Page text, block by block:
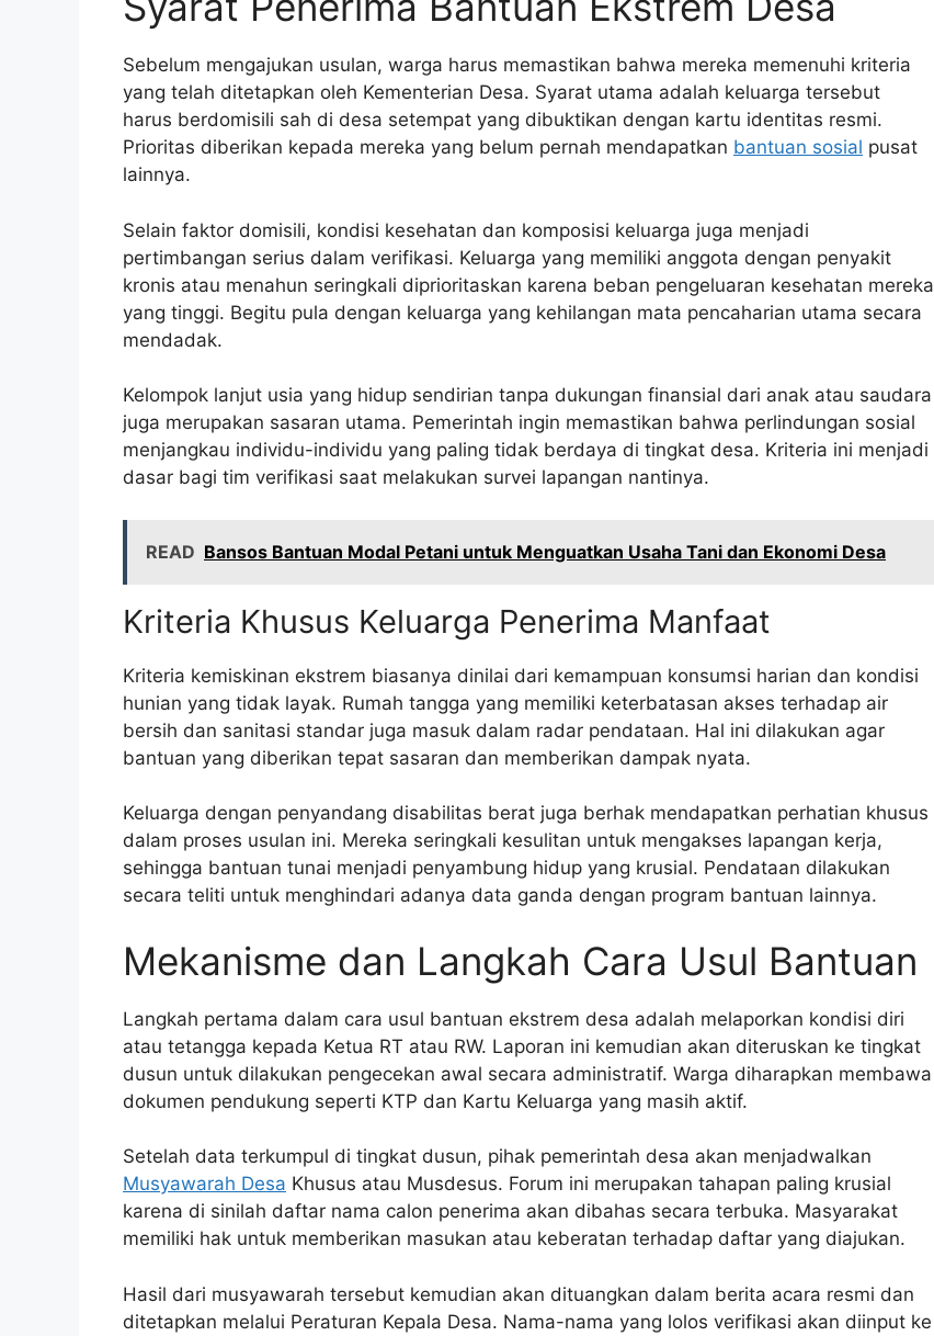
Sebelum mengajukan usulan, warga harus memastikan bahwa mereka memenuhi kriteria
yang telah ditetapkan oleh Kementerian Desa. Syarat utama adalah keluarga tersebut
harus berdomisili sah di desa setempat yang dibuktikan dengan kartu identitas resmi.
Prioritas diberikan kepada mereka yang belum pernah mendapatkan bantuan sosial pusat
lainnya.
Selain faktor domisili, kondisi kesehatan dan komposisi keluarga juga menjadi
pertimbangan serius dalam verifikasi. Keluarga yang memiliki anggota dengan penyakit
kronis atau menahun seringkali diprioritaskan karena beban pengeluaran kesehatan mereka
yang tinggi. Begitu pula dengan keluarga yang kehilangan mata pencaharian utama secara
mendadak.
Kelompok lanjut usia yang hidup sendirian tanpa dukungan finansial dari anak atau saudara
juga merupakan sasaran utama. Pemerintah ingin memastikan bahwa perlindungan sosial
menjangkau individu-individu yang paling tidak berdaya di tingkat desa. Kriteria ini menjadi
dasar bagi tim verifikasi saat melakukan survei lapangan nantinya.
READ Bansos Bantuan Modal Petani untuk Menguatkan Usaha Tani dan Ekonomi Desa
Kriteria Khusus Keluarga Penerima Manfaat
Kriteria kemiskinan ekstrem biasanya dinilai dari kemampuan konsumsi harian dan kondisi
hunian yang tidak layak. Rumah tangga yang memiliki keterbatasan akses terhadap air
bersih dan sanitasi standar juga masuk dalam radar pendataan. Hal ini dilakukan agar
bantuan yang diberikan tepat sasaran dan memberikan dampak nyata.
Keluarga dengan penyandang disabilitas berat juga berhak mendapatkan perhatian khusus
dalam proses usulan ini. Mereka seringkali kesulitan untuk mengakses lapangan kerja,
sehingga bantuan tunai menjadi penyambung hidup yang krusial. Pendataan dilakukan
secara teliti untuk menghindari adanya data ganda dengan program bantuan lainnya.
Mekanisme dan Langkah Cara Usul Bantuan
Langkah pertama dalam cara usul bantuan ekstrem desa adalah melaporkan kondisi diri
atau tetangga kepada Ketua RT atau RW. Laporan ini kemudian akan diteruskan ke tingkat
dusun untuk dilakukan pengecekan awal secara administratif. Warga diharapkan membawa
dokumen pendukung seperti KTP dan Kartu Keluarga yang masih aktif.
Setelah data terkumpul di tingkat dusun, pihak pemerintah desa akan menjadwalkan
Musyawarah Desa Khusus atau Musdesus. Forum ini merupakan tahapan paling krusial
karena di sinilah daftar nama calon penerima akan dibahas secara terbuka. Masyarakat
memiliki hak untuk memberikan masukan atau keberatan terhadap daftar yang diajukan.
Hasil dari musyawarah tersebut kemudian akan dituangkan dalam berita acara resmi dan
ditetapkan melalui Peraturan Kepala Desa. Nama-nama yang lolos verifikasi akan diinput ke